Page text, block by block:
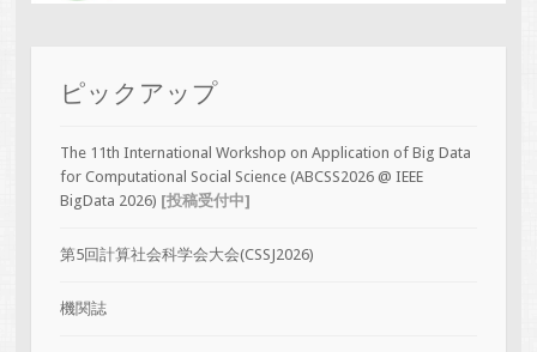
ピックアップ
The 11th International Workshop on Application of Big Data
for Computational Social Science (ABCSS2026 @ IEEE
BigData 2026) [投稿受付中]
第5回計算社会科学会大会(CSSJ2026)
機関誌